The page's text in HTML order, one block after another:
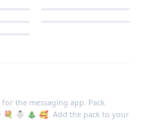
the messaging app. Pack
💐 ☃️ 🎄 🥰. Add the pack to your